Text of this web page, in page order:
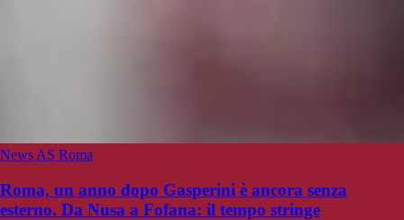
News AS Roma
Roma, un anno dopo Gasperini è ancora senza
esterno. Da Nusa a Fofana: il tempo stringe